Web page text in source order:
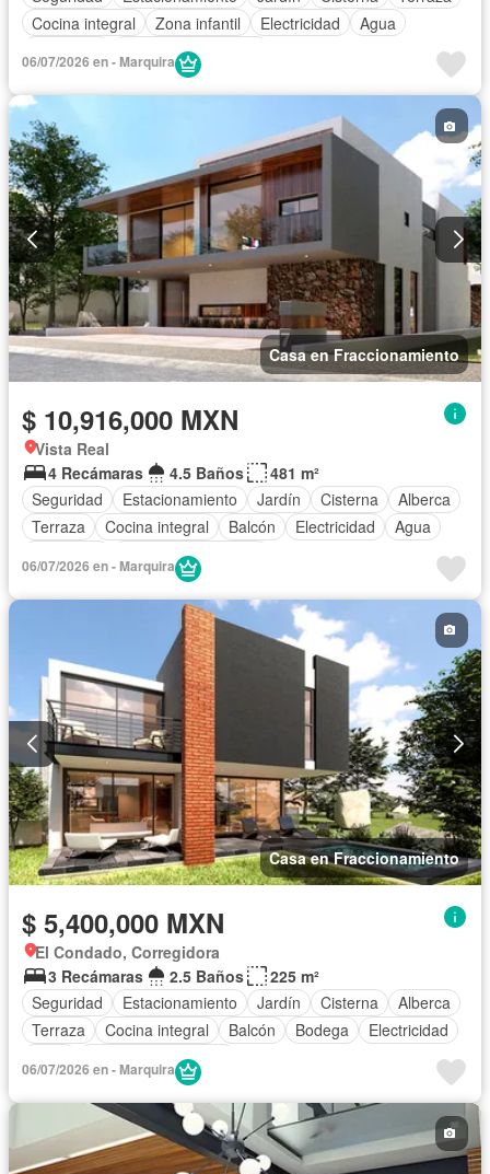
Cocina integral
Zona infantil Electricidad
Agua
Caseta de vigilancia
06/07/2026 en - Marquira
Casa en Fraccionamiento
$ 10,916,000 MXN
Vista Real
4 Recámaras
4.5 Baños
481 m²
Seguridad
Estacionamiento Jardín Cisterna
Alberca
Terraza
Cocina integral Balcón Electricidad
Agua
Caseta de vigilancia
06/07/2026 en - Marquira
Casa en Fraccionamiento
$ 5,400,000 MXN
El Condado, Corregidora
3 Recámaras
2.5 Baños
225 m²
Seguridad
Estacionamiento Jardín Cisterna
Alberca
Terraza
Cocina integral Balcón Bodega
Electricidad
Caseta de vigilancia
06/07/2026 en - Marquira